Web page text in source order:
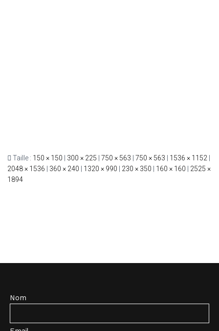
Taille : 150 × 150 | 300 × 225 | 750 × 563 | 750 × 563 | 1536 × 1152 |
2048 × 1536 | 360 × 240 | 1320 × 990 | 230 × 350 | 160 × 160 | 2525 ×
1894
Nom